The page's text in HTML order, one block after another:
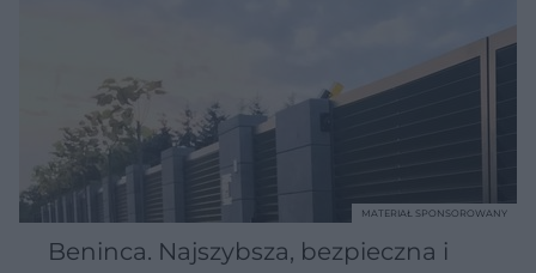
Beninca. Najszybsza, bezpieczna i
MATERIAŁ SPONSOROWANY